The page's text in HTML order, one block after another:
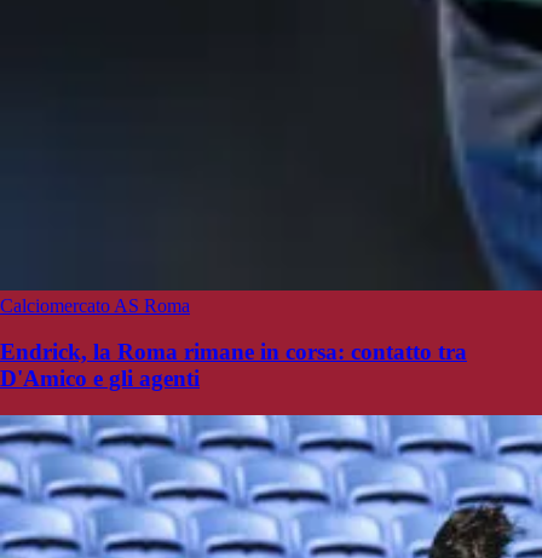
Calciomercato AS Roma
Endrick, la Roma rimane in corsa: contatto tra
D'Amico e gli agenti